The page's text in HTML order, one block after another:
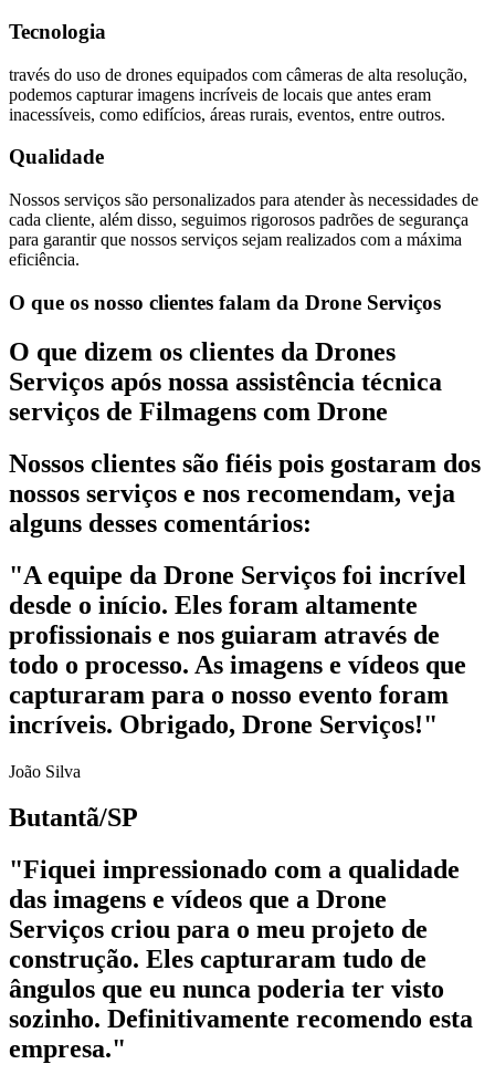
Tecnologia
través do uso de drones equipados com câmeras de alta resolução,
podemos capturar imagens incríveis de locais que antes eram
inacessíveis, como edifícios, áreas rurais, eventos, entre outros.
Qualidade
Nossos serviços são personalizados para atender às necessidades de
cada cliente, além disso, seguimos rigorosos padrões de segurança
para garantir que nossos serviços sejam realizados com a máxima
eficiência.
O que os nosso clientes falam da Drone Serviços
O que dizem os clientes da Drones
Serviços após nossa assistência técnica
serviços de Filmagens com Drone
Nossos clientes são fiéis pois gostaram dos
nossos serviços e nos recomendam, veja
alguns desses comentários:
"A equipe da Drone Serviços foi incrível
desde o início. Eles foram altamente
profissionais e nos guiaram através de
todo o processo. As imagens e vídeos que
capturaram para o nosso evento foram
incríveis. Obrigado, Drone Serviços!"
João Silva
Butantã/SP
"Fiquei impressionado com a qualidade
das imagens e vídeos que a Drone
Serviços criou para o meu projeto de
construção. Eles capturaram tudo de
ângulos que eu nunca poderia ter visto
sozinho. Definitivamente recomendo esta
empresa."